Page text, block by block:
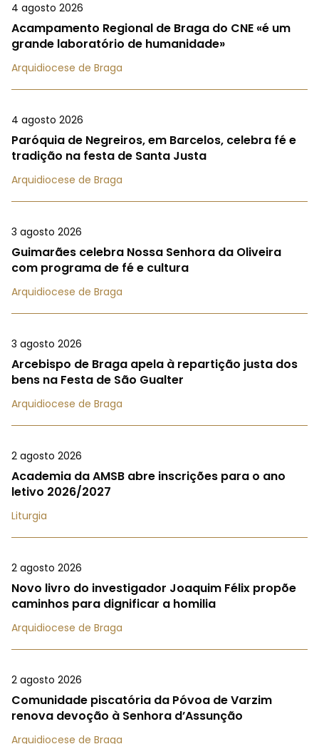
4 agosto 2026
Acampamento Regional de Braga do CNE «é um
grande laboratório de humanidade»
Arquidiocese de Braga
4 agosto 2026
Paróquia de Negreiros, em Barcelos, celebra fé e
tradição na festa de Santa Justa
Arquidiocese de Braga
3 agosto 2026
Guimarães celebra Nossa Senhora da Oliveira
com programa de fé e cultura
Arquidiocese de Braga
3 agosto 2026
Arcebispo de Braga apela à repartição justa dos
bens na Festa de São Gualter
Arquidiocese de Braga
2 agosto 2026
Academia da AMSB abre inscrições para o ano
letivo 2026/2027
Liturgia
2 agosto 2026
Novo livro do investigador Joaquim Félix propõe
caminhos para dignificar a homilia
Arquidiocese de Braga
2 agosto 2026
Comunidade piscatória da Póvoa de Varzim
renova devoção à Senhora d’Assunção
Arquidiocese de Braga